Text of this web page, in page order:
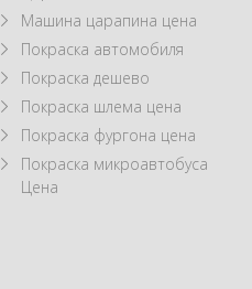
Машина царапина цена
Покраска автомобиля
Покраска дешево
Покраска шлема цена
Покраска фургона цена
Покраска микроавтобуса
Цена